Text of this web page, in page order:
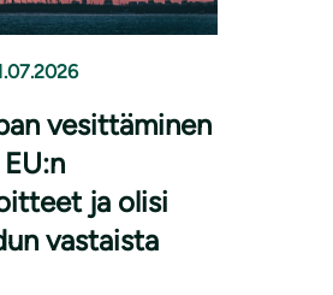
vesittäminen
ja olisi
vastaista